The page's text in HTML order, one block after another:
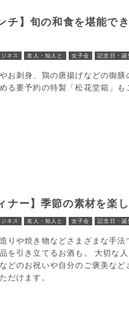
チ】旬の和食を堪能で
ネス 友人・知人と 女子会 記念日・誕
お刺身、鶏の唐揚げなどの御
る要予約の特製「松花堂箱」
ナー】季節の素材を楽
ネス 友人・知人と 女子会 記念日・誕
りや焼き物などさまざまな手
を引き立てるお酒も。 大切な
どのお祝いや自分のご褒美な
だけます。